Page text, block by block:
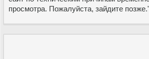
просмотра. Пожалуйста, зайдите